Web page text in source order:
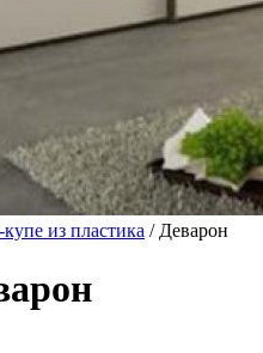
из пластика / Деварон